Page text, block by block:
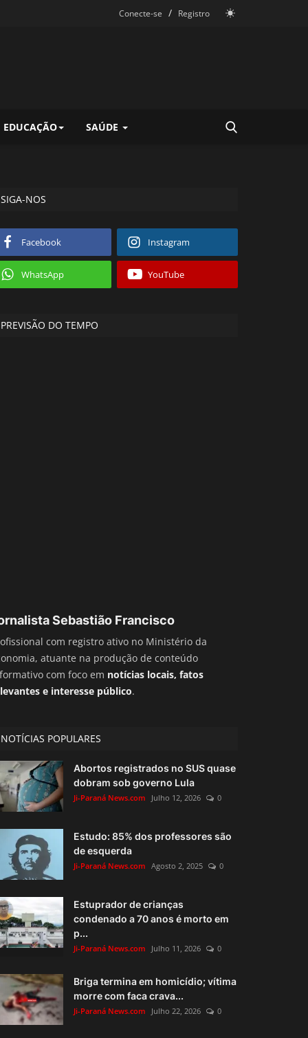
Conecte-se / Registro
EDUCAÇÃO SAÚDE
SIGA-NOS
Facebook Instagram
WhatsApp YouTube
PREVISÃO DO TEMPO
Sebastião Francisco
com registro ativo no Ministério da
atuante na produção de conteúdo
com foco em notícias locais, fatos
e interesse público.
NOTÍCIAS POPULARES
Abortos registrados no SUS quase
dobram sob governo Lula
Ji-Paraná News.com Julho 12, 2026 0
Estudo: 85% dos professores são
de esquerda
Ji-Paraná News.com Agosto 2, 2025 0
Estuprador de crianças
condenado a 70 anos é morto em
p...
Ji-Paraná News.com Julho 11, 2026 0
Briga termina em homicídio; vítima
morre com faca crava...
Ji-Paraná News.com Julho 22, 2026 0